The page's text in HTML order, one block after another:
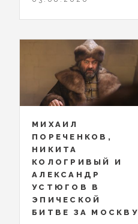
МИХАИЛ
ПОРЕЧЕНКОВ,
НИКИТА
КОЛОГРИВЫЙ И
АЛЕКСАНДР
УСТЮГОВ В
ЭПИЧЕСКОЙ
БИТВЕ ЗА МОСКВУ